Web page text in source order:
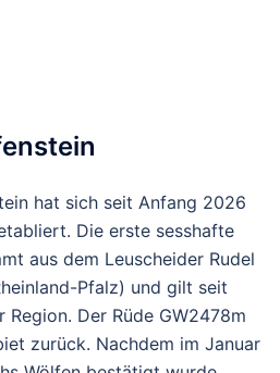
hat sich seit Anfang 2026
Die erste sesshafte
aus dem Leuscheider Rudel
Pfalz) und gilt seit
Region. Der Rüde GW2478m
zurück. Nachdem im Januar